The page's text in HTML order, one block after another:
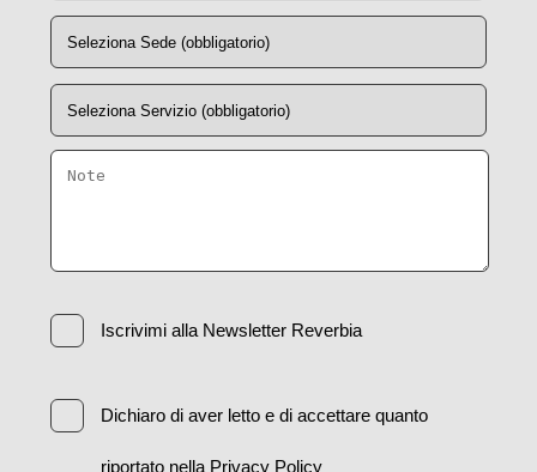
Iscrivimi alla Newsletter Reverbia
Dichiaro di aver letto e di accettare quanto
riportato nella Privacy Policy